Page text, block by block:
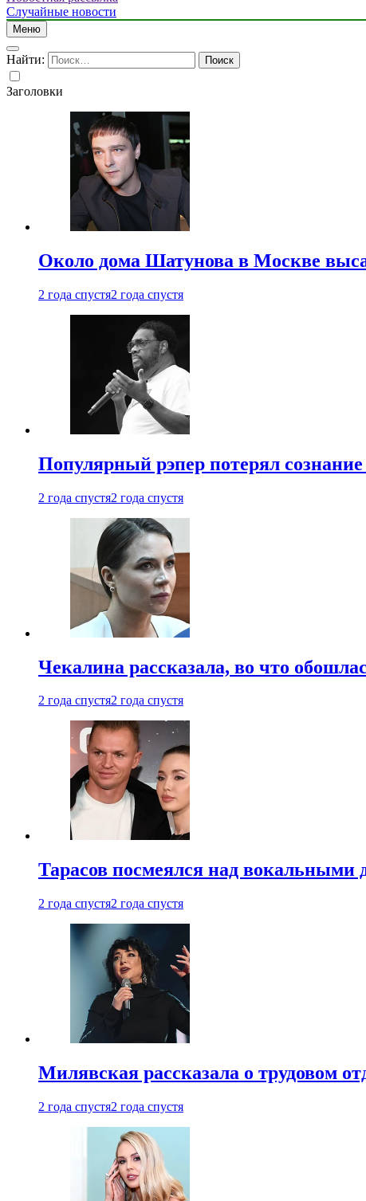
Случайные новости
Меню
Найти:
Заголовки
Около дома Шатунова в Москве
2 года спустя2 года спустя
Популярный рэпер потерял
2 года спустя2 года спустя
Чекалина рассказала, во что
2 года спустя2 года спустя
Тарасов посмеялся над вокальными
2 года спустя2 года спустя
Милявская рассказала о трудовом
2 года спустя2 года спустя